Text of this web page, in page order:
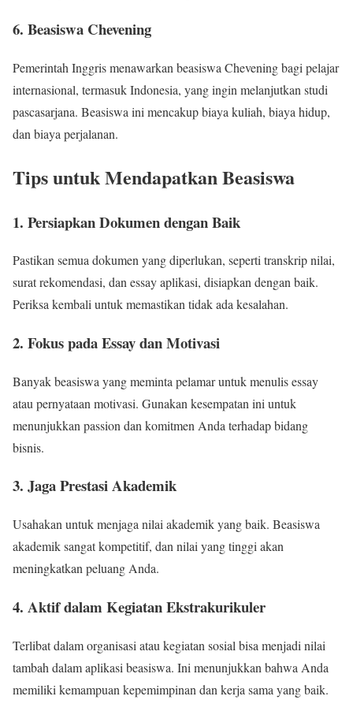
6. Beasiswa Chevening
Pemerintah Inggris menawarkan beasiswa Chevening bagi pelajar
internasional, termasuk Indonesia, yang ingin melanjutkan studi
pascasarjana. Beasiswa ini mencakup biaya kuliah, biaya hidup,
dan biaya perjalanan.
Tips untuk Mendapatkan Beasiswa
1. Persiapkan Dokumen dengan Baik
Pastikan semua dokumen yang diperlukan, seperti transkrip nilai,
surat rekomendasi, dan essay aplikasi, disiapkan dengan baik.
Periksa kembali untuk memastikan tidak ada kesalahan.
2. Fokus pada Essay dan Motivasi
Banyak beasiswa yang meminta pelamar untuk menulis essay
atau pernyataan motivasi. Gunakan kesempatan ini untuk
menunjukkan passion dan komitmen Anda terhadap bidang
bisnis.
3. Jaga Prestasi Akademik
Usahakan untuk menjaga nilai akademik yang baik. Beasiswa
akademik sangat kompetitif, dan nilai yang tinggi akan
meningkatkan peluang Anda.
4. Aktif dalam Kegiatan Ekstrakurikuler
Terlibat dalam organisasi atau kegiatan sosial bisa menjadi nilai
tambah dalam aplikasi beasiswa. Ini menunjukkan bahwa Anda
memiliki kemampuan kepemimpinan dan kerja sama yang baik.